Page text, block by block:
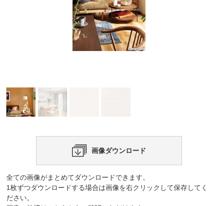
画像ダウンロード
全ての画像がまとめてダウンロードできます。
1枚ずつダウンロードする場合は画像を右クリックして保存してく
ださい。